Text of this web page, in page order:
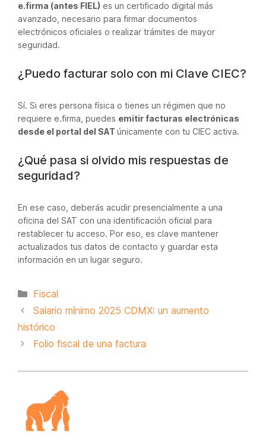
e.firma (antes FIEL) es un certificado digital más
avanzado, necesario para firmar documentos
electrónicos oficiales o realizar trámites de mayor
seguridad.
¿Puedo facturar solo con mi Clave CIEC?
Sí. Si eres persona física o tienes un régimen que no
requiere e.firma, puedes emitir facturas electrónicas
desde el portal del SAT únicamente con tu CIEC activa.
¿Qué pasa si olvido mis respuestas de
seguridad?
En ese caso, deberás acudir presencialmente a una
oficina del SAT con una identificación oficial para
restablecer tu acceso. Por eso, es clave mantener
actualizados tus datos de contacto y guardar esta
información en un lugar seguro.
Categorías
Fiscal
Salario mínimo 2025 CDMX: un aumento
histórico
Folio fiscal de una factura